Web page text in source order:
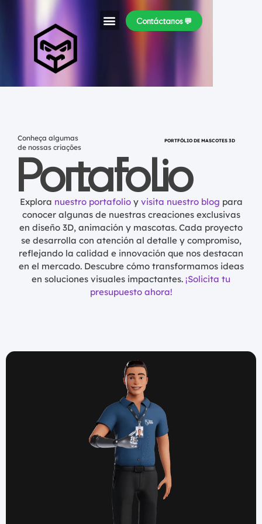
Contáctanos 💬
Conheça algumas
de nossas criações
PORTFÓLIO DE MASCOTES 3D
Portafolio
Explora nuestro portafolioy visita nuestro blog para
conocer algunas de nuestras creaciones exclusivas
en diseño 3D, animación y mascotas. Cada proyecto
se desarrolla con atención al detalle y compromiso,
reflejando la calidad e innovación que nos destacan
en el mercado. Descubre cómo transformamos ideas
en soluciones visuales impactantes. ¡Solicita tu
presupuesto ahora!